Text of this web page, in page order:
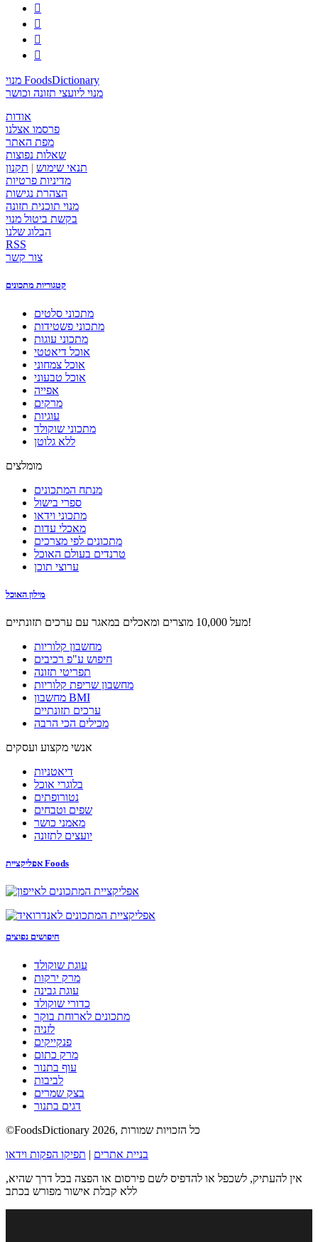




מנוי FoodsDictionary
מנוי ליועצי תזונה וכושר
אודות
פרסמו אצלנו
מפת האתר
שאלות נפוצות
תנאי שימוש | תקנון
מדיניות פרטיות
הצהרת נגישות
מנוי תוכנית תזונה
בקשת ביטול מנוי
הבלוג שלנו
RSS
צור קשר
קטגוריות מתכונים
מתכוני סלטים
מתכוני פשטידות
מתכוני עוגות
אוכל דיאטטי
אוכל צמחוני
אוכל טבעוני
אפייה
מרקים
עוגיות
מתכוני שוקולד
ללא גלוטן
מומלצים
מנתח המתכונים
ספרי בישול
מתכוני וידאו
מאכלי עדות
מתכונים לפי מצרכים
טרנדים בעולם האוכל
ערוצי תוכן
מילון האוכל
מעל 10,000 מוצרים ומאכלים במאגר עם ערכים תזונתיים!
מחשבון קלוריות
חיפוש ע"פ רכיבים
תפריטי תזונה
מחשבון שריפת קלוריות
מחשבון BMI
ערכים תזונתיים
מכילים הכי הרבה
אנשי מקצוע ועסקים
דיאטניות
בלוגרי אוכל
נטורופתים
שפים וטבחים
מאמני כושר
יועצים לתזונה
אפליקציית Foods
חיפושים נפוצים
עוגת שוקולד
מרק ירקות
עוגת גבינה
כדורי שוקולד
מתכונים לארוחת בוקר
לזניה
פנקייקים
מרק כתום
עוף בתנור
לביבות
בצק שמרים
דגים בתנור
©FoodsDictionary 2026, כל הזכויות שמורות
בניית אתרים | תפיקו הפקות וידאו
אין להעתיק, לשכפל או להדפיס לשם פירסום או הפצה בכל דרך שהיא,
ללא קבלת אישור מפורש בכתב